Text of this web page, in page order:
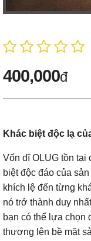
400,000đ
Khác biệt độc lạ
Vốn dĩ OLUG tồn tại
biệt độc đáo của
khích lệ đến từng
nó trở thành duy
bạn có thể lựa chọn
thương lên bề mặt